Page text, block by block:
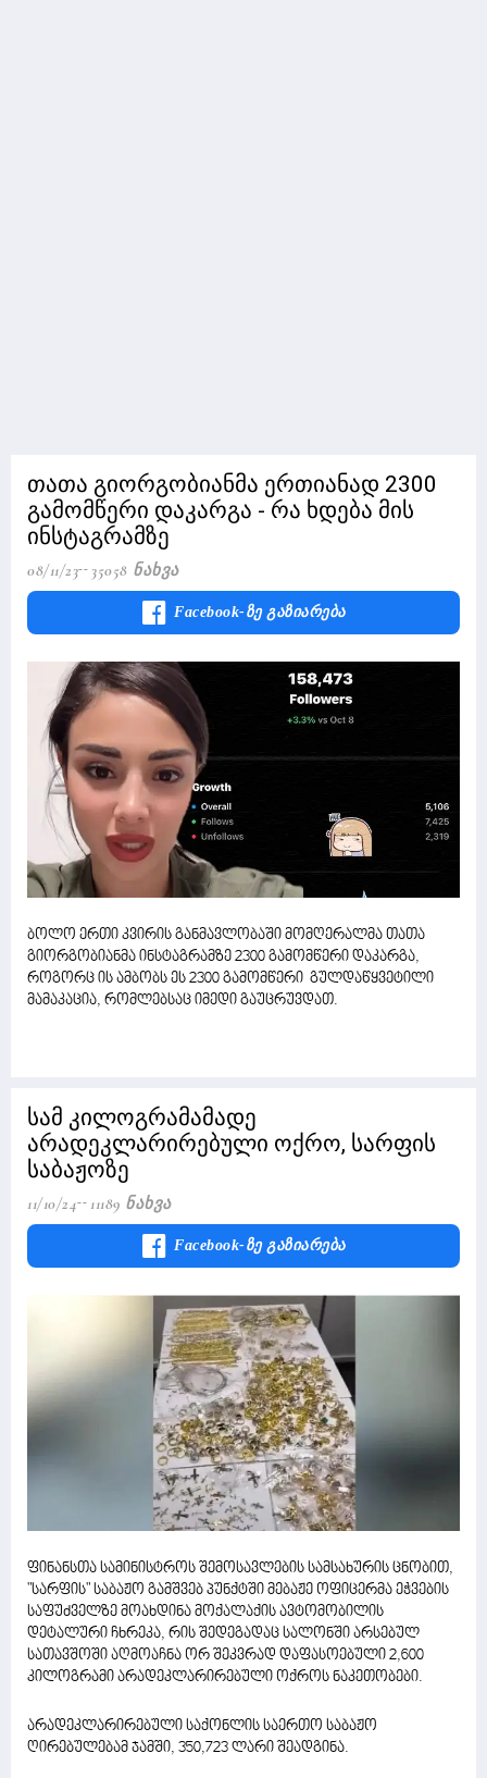
თათა გიორგობიანმა ერთიანად 2300
გამომწერი დაკარგა - რა ხდება მის
ინსტაგრამზე
08/11/23 35058 Ნახვა
Facebook-Ზე Გაზიარება
ბოლო ერთი კვირის განმავლობაში მომღერალმა თათა
გიორგობიანმა ინსტაგრამზე 2300 გამომწერი დაკარგა,
როგორც ის ამბობს ეს 2300 გამომწერი გულდაწყვეტილი
მამაკაცია, რომლებსაც იმედი გაუცრუვდათ.
სამ კილოგრამამადე
არადეკლარირებული ოქრო, სარფის
საბაჟოზე
11/10/24 11189 Ნახვა
Facebook-Ზე Გაზიარება
ფინანსთა სამინისტროს შემოსავლების სამსახურის ცნობით,
"სარფის" საბაჟო გამშვებ პუნქტში მებაჟე ოფიცერმა ეჭვების
საფუძველზე მოახდინა მოქალაქის ავტომობილის
დეტალური ჩხრეკა, რის შედეგადაც სალონში არსებულ
სათავშოში აღმოაჩნა ორ შეკვრად დაფასოებული 2,600
კილოგრამი არადეკლარირებული ოქროს ნაკეთობები.
არადეკლარირებული საქონლის საერთო საბაჟო
ღირებულებამ ჯამში, 350,723 ლარი შეადგინა.